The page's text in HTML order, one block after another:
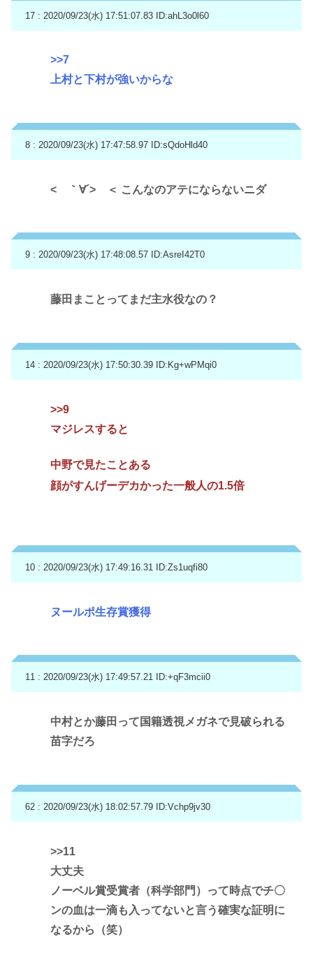
17 : 2020/09/23(水) 17:51:07.83 ID:ahL3o0l60
>>7
上村と下村が強いからな
8 : 2020/09/23(水) 17:47:58.97 ID:sQdoHld40
< ｀∀´> ＜ こんなのアテにならないニダ
9 : 2020/09/23(水) 17:48:08.57 ID:AsreI42T0
藤田まことってまだ主水役なの？
14 : 2020/09/23(水) 17:50:30.39 ID:Kg+wPMqi0
>>9
マジレスすると
中野で見たことある
顔がすんげーデカかった一般人の1.5倍
10 : 2020/09/23(水) 17:49:16.31 ID:Zs1uqfi80
ヌールポ生存賞獲得
11 : 2020/09/23(水) 17:49:57.21 ID:+qF3mcii0
中村とか藤田って国籍透視メガネで見破られる
苗字だろ
62 : 2020/09/23(水) 18:02:57.79 ID:Vchp9jv30
>>11
大丈夫
ノーベル賞受賞者（科学部門）って時点でチ〇
ンの血は一滴も入ってないと言う確実な証明に
なるから（笑）